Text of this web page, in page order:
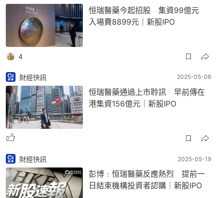
恒瑞醫藥今起招股 集資99億元
入場費8899元｜新股IPO
4
財經快訊 2025-05-06
恒瑞醫藥通過上市聆訊 早前傳在
港集資156億元｜新股IPO
財經快訊 2025-05-19
彭博﹕恒瑞醫藥反應熱烈 提前一
日結束機構投資者認購｜新股IPO